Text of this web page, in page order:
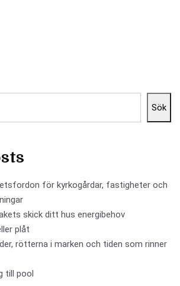
Sök
för kyrkogårdar, fastigheter och
skick ditt hus energibehov
plåt
rötterna i marken och tiden som rinner
till pool